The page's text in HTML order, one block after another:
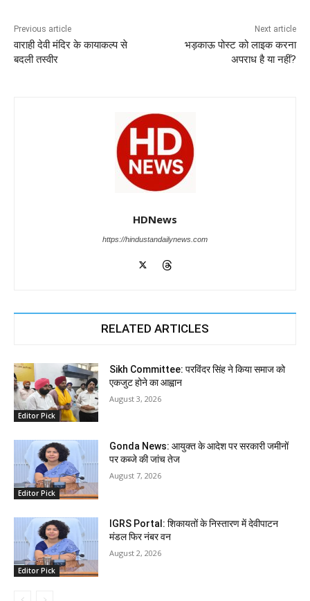
o
o
p
p
m
Previous article
वाराही देवी मंदिर के कायाकल्प से
बदली तस्वीर
Next article
भड़काऊ पोस्ट को लाइक करना
अपराध है या नहीं?
HDNews
https://hindustandailynews.com
RELATED ARTICLES
Editor Pick
Sikh Committee: परविंदर सिंह ने किया समाज को
एकजुट होने का आह्वान
August 3, 2026
Editor Pick
Gonda News: आयुक्त के आदेश पर सरकारी जमीनों
पर कब्जे की जांच तेज
August 7, 2026
Editor Pick
IGRS Portal: शिकायतों के निस्तारण में देवीपाटन
मंडल फिर नंबर वन
August 2, 2026